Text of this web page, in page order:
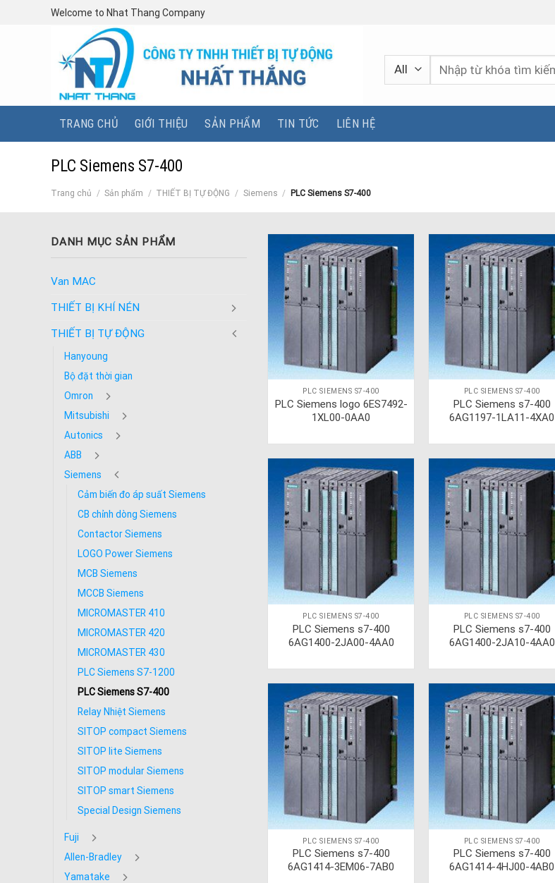
Welcome to Nhat Thang Company
Tìm
TRANG CHỦ GIỚI THIỆU SẢN PHẨM TIN TỨC LIÊN HỆ
PLC Siemens S7-400
Trang chủ / Sản phẩm / THIẾT BỊ TỰ ĐỘNG / Siemens / PLC Siemens S7-400
DANH MỤC SẢN PHẨM
Van MAC
THIẾT BỊ KHÍ NÉN
THIẾT BỊ TỰ ĐỘNG
Hanyoung
Bộ đặt thời gian
Omron
Mitsubishi
Autonics
ABB
Siemens
Cảm biến đo áp suất Siemens
CB chỉnh dòng Siemens
Contactor Siemens
LOGO Power Siemens
MCB Siemens
MCCB Siemens
MICROMASTER 410
MICROMASTER 420
MICROMASTER 430
PLC Siemens S7-1200
PLC Siemens S7-400
Relay Nhiệt Siemens
SITOP compact Siemens
SITOP lite Siemens
SITOP modular Siemens
SITOP smart Siemens
Special Design Siemens
Fuji
Allen-Bradley
Yamatake
PLC SIEMENS S7-400
PLC Siemens logo 6ES7492-
1XL00-0AA0
PLC SIEMENS S7-400
PLC Siemens s7-400
6AG1197-1LA11-4XA0
PLC SIEMENS S7-400
PLC Siemens s7-400
6AG1400-2JA00-4AA0
PLC SIEMENS S7-400
PLC Siemens s7-400
6AG1400-2JA10-4AA0
PLC SIEMENS S7-400
PLC Siemens s7-400
6AG1414-3EM06-7AB0
PLC SIEMENS S7-400
PLC Siemens s7-400
6AG1414-4HJ00-4AB0